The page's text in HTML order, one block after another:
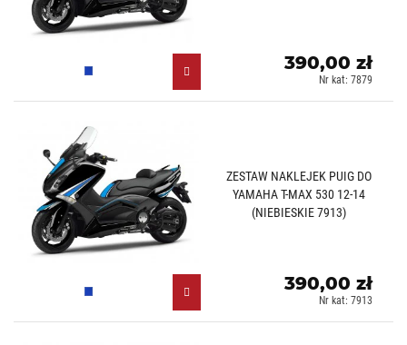
Niebieski (A)
390,00 zł
Nr kat: 7879
ZESTAW NAKLEJEK PUIG DO
YAMAHA T-MAX 530 12-14
(NIEBIESKIE 7913)
Niebieski (A)
390,00 zł
Nr kat: 7913